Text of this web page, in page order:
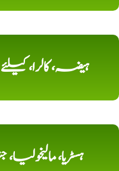
ہیضہ، کالرا،
ہسٹریا،